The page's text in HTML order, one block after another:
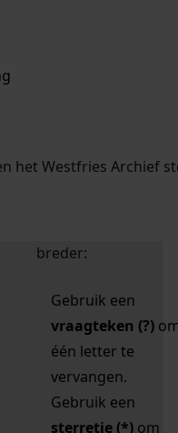
zoektips.
aantal zoektips.
het Westfries Archief
uw zoekopdracht te
breder:
Gebruik een
vraagteken (?)
één letter te
vervangen.
Gebruik een
sterretje (*) om